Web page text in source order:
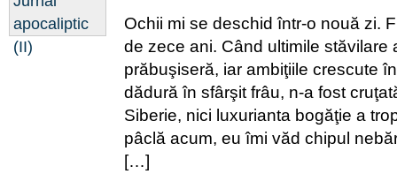
Ochii mi se deschid într-o nouă zi.
de zece ani. Când ultimile stăvilare
prăbuşiseră, iar ambiţiile crescute
dădură în sfârşit frâu, n-a fost
Siberie, nici luxurianta bogăţie a
pâclă acum, eu îmi văd chipul
[…]